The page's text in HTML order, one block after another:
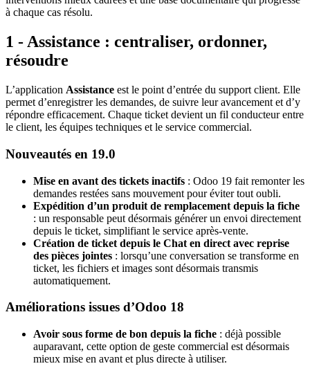
à chaque cas résolu.
1 - Assistance : centraliser, ordonner,
résoudre
L’application Assistance est le point d’entrée du support client. Elle
permet d’enregistrer les demandes, de suivre leur avancement et d’y
répondre efficacement. Chaque ticket devient un fil conducteur entre
le client, les équipes techniques et le service commercial.
Nouveautés en 19.0
Mise en avant des tickets inactifs : Odoo 19 fait remonter les
demandes restées sans mouvement pour éviter tout oubli.
Expédition d’un produit de remplacement depuis la fiche
: un responsable peut désormais générer un envoi directement
depuis le ticket, simplifiant le service après-vente.
Création de ticket depuis le Chat en direct avec reprise
des pièces jointes : lorsqu’une conversation se transforme en
ticket, les fichiers et images sont désormais transmis
automatiquement.
Améliorations issues d’Odoo 18
Avoir sous forme de bon depuis la fiche : déjà possible
auparavant, cette option de geste commercial est désormais
mieux mise en avant et plus directe à utiliser.